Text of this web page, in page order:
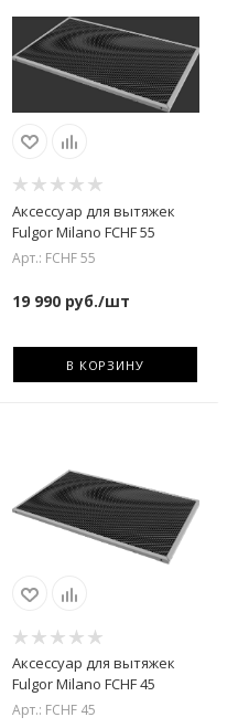
Аксессуар для вытяжек
Fulgor Milano FCHF 55
Арт.: FCHF 55
19 990руб./шт
В КОРЗИНУ
Аксессуар для вытяжек
Fulgor Milano FCHF 45
Арт.: FCHF 45